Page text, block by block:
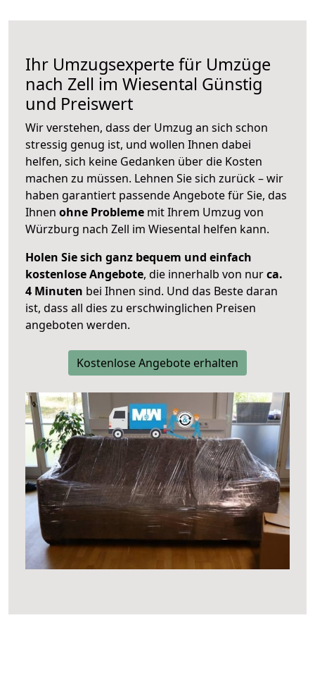
Ihr Umzugsexperte für Umzüge
nach Zell im Wiesental Günstig
und Preiswert
Wir verstehen, dass der Umzug an sich schon
stressig genug ist, und wollen Ihnen dabei
helfen, sich keine Gedanken über die Kosten
machen zu müssen. Lehnen Sie sich zurück – wir
haben garantiert passende Angebote für Sie, das
Ihnen ohne Probleme mit Ihrem Umzug von
Würzburg nach Zell im Wiesental helfen kann.
Holen Sie sich ganz bequem und einfach
kostenlose Angebote, die innerhalb von nurca.
4 Minuten bei Ihnen sind. Und das Beste daran
ist, dass all dies zu erschwinglichen Preisen
angeboten werden.
Kostenlose Angebote erhalten